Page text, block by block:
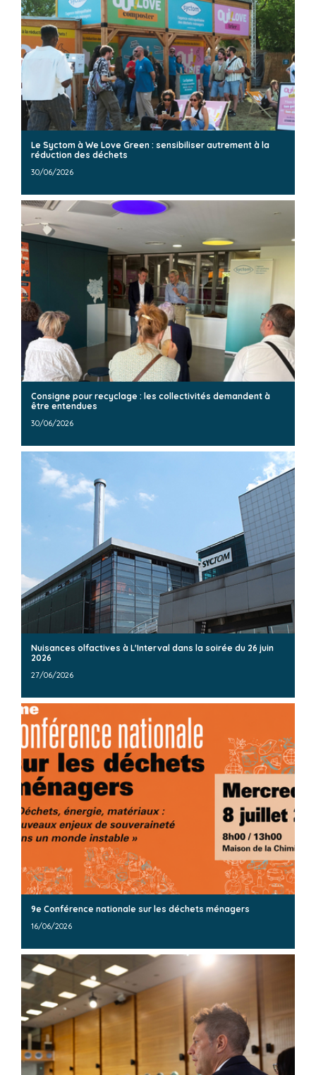
Le Syctom à We Love Green : sensibiliser autrement à la
réduction des déchets
30/06/2026
Consigne pour recyclage : les collectivités demandent à
être entendues
30/06/2026
Nuisances olfactives à L'Interval dans la soirée du 26 juin
2026
27/06/2026
9e Conférence nationale sur les déchets ménagers
16/06/2026